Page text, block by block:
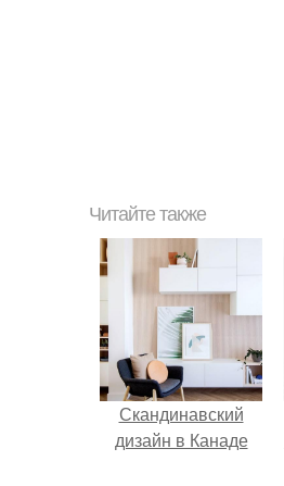
Читайте также
Скандинавский
дизайн в Канаде